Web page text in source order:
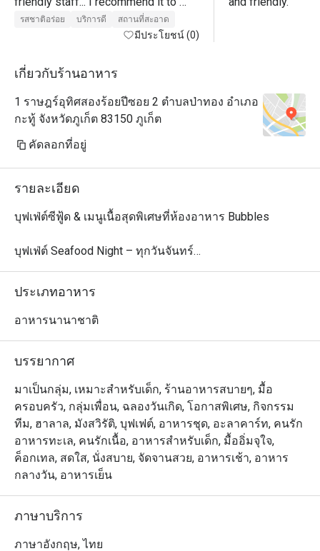
everyone for the high quality of
food”...Congratulations
รสชาติอร่อย บริการดี สถานที่สะอาด
มีประโยชน์ (0)
เกี่ยวกับร้านอาหาร
1 ราษฎร์อุทิศสองร้อยปีซอย 2 ตำบลป่าทอง อำเภอ
กะทู้ จังหวัดภูเก็ต 83150 ภูเก็ต
คัดลอกที่อยู่
รายละเอียด
บุฟเฟ่ต์ซีฟู้ด & เมนูเนื้อสุดพิเศษที่ห้องอาหาร Bubbles
บุฟเฟ่ต์ Seafood Night – ทุกวันจันทร์
ดื่มด่ำกับความสดใหม่ของซีฟู้ดท้องถิ่นทุกวันจันทร์ เวลา
18:00 – 22:00 เพลิดเพลินกับกุ้งแม่น้ำ ปูทะเล ปลา และ
เลิศ ปิดท้ายด้วยขนมหวานสุดพิเศษ ทั้งขนมไทยดั้งเดิม ข้าว
Let's Meat Wednesday – ทุกวันพุธ
เชิญชวนคนรักเนื้อทุกท่านมาสัมผัสบุฟเฟ่ต์อบอุ่นใจ ด้วยเนื้อ
วัวพรีเมียมจากออสเตรเลียย่างอย่างพิถีพิถัน ซีฟู้ดออนไอซ์
เมนูอินเดียรสจัดจ้าน และซูชิ & ซาชิมิสดใหม่ ทั้งหมดเพียง
890 บาท ร่วมแชร์ประสบการณ์มื้อค่ำสุดพิเศษกับครอบครัว
เวลา: 18:00 – 22:00 | ราคา: 890 บาทสุทธิ/ท่าน
เด็กอายุ 4–12 ปี: ลด 50% | เด็กอายุต่ำกว่า 4 ปี: ฟรี
ประเภทอาหาร
อาหารนานาชาติ
บรรยากาศ
มาเป็นกลุ่ม, เหมาะสำหรับเด็ก, ร้านอาหารสบายๆ, มื้อ
ครอบครัว, กลุ่มเพื่อน, ฉลองวันเกิด, โอกาสพิเศษ, กิจกรรม
ทีม, ฮาลาล, มังสวิรัติ, บุฟเฟต์, อาหารชุด, อะลาคาร์ท, คนรัก
อาหารทะเล, คนรักเนื้อ, อาหารสำหรับเด็ก, มื้ออิ่มจุใจ,
ค็อกเทล, สดใส, นั่งสบาย, จัดจานสวย, อาหารเช้า, อาหาร
กลางวัน, อาหารเย็น
ภาษาบริการ
ภาษาอังกฤษ, ไทย